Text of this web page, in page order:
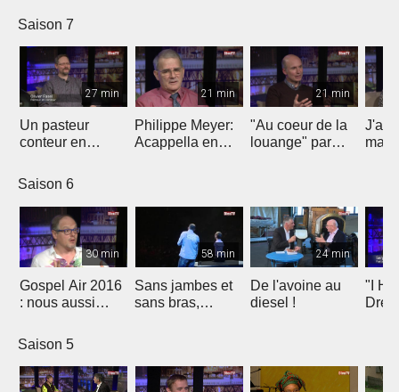
Saison 7
27 min
Un pasteur
conteur en
d'Eglise à
Fribourg
21 min
Philippe Meyer:
Acappella en
21 min
"Au coeur de la
louange" par
J'ai
mais
Saison 6
30 min
Gospel Air 2016
: nous aussi
58 min
Sans jambes et
sans bras,
24 min
De l'avoine au
diesel !
"I
Saison 5